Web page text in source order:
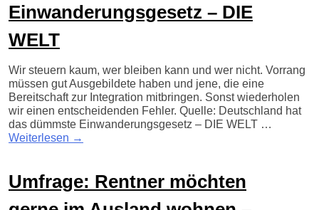
Einwanderungsgesetz – DIE
WELT
Wir steuern kaum, wer bleiben kann und wer nicht. Vorrang
müssen gut Ausgebildete haben und jene, die eine
Bereitschaft zur Integration mitbringen. Sonst wiederholen
wir einen entscheidenden Fehler. Quelle: Deutschland hat
das dümmste Einwanderungsgesetz – DIE WELT …
Weiterlesen →
Umfrage: Rentner möchten